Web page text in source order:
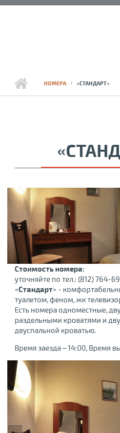
Перейти к основному
НОМЕРА «СТАНДАРТ»
Стоимость номера:
уточняйте по тел.: (812) 764-
«Стандарт» -
туалетом, феном, жк
Есть номера одноместные,
раздельными кроватями и
двуспальной кроватью.
Время заезда – 14:00, Время